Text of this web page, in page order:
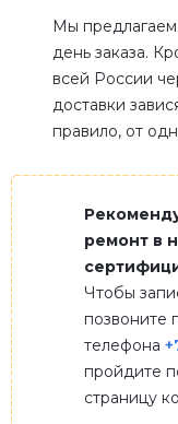
Мы предлагаем
день заказа.
всей России
доставки
правило, от
ремонт в
Чтобы
позвоните
телефона
пройдите
страницу